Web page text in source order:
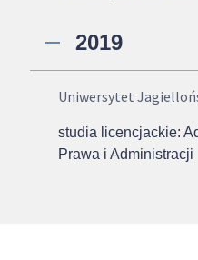
2019
Uniwersytet
studia licencjackie:
Prawa i Administracji